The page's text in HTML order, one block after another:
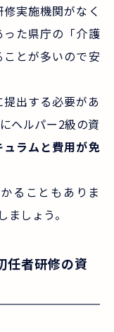
修実施機関がなく
た県庁の「介護
とが多いので安
出する必要があ
ヘルパー2級の資
ュラムと費用が免
ることもありま
しょう。
任者研修の資